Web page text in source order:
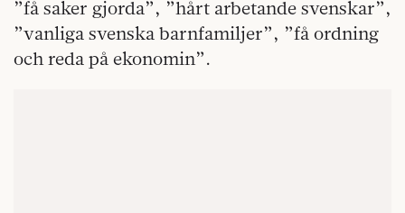
”få saker gjorda”, ”hårt arbetande svenskar”,
”vanliga svenska barnfamiljer”, ”få ordning
och reda på ekonomin”.